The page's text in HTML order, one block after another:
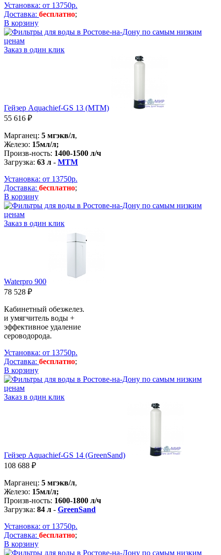
Установка: от 13750р.
Доставка: бесплатно;
В корзину
Заказ в один клик
Гейзер Aquachief-GS 13 (MTM)
55 616 ₽
Марганец: 5 мгэкв/л,
Железо: 15мл/л;
Произв-ность: 1400-1500 л/ч
Загрузка: 63 л - MTM
Установка: от 13750р.
Доставка: бесплатно;
В корзину
Заказ в один клик
Waterpro 900
78 528 ₽
Кабинетный обезжелез.
и умягчитель воды +
эффективное удаление
сероводорода.
Установка: от 13750р.
Доставка: бесплатно;
В корзину
Заказ в один клик
Гейзер Aquachief-GS 14 (GreenSand)
108 688 ₽
Марганец: 5 мгэкв/л,
Железо: 15мл/л;
Произв-ность: 1600-1800 л/ч
Загрузка: 84 л - GreenSand
Установка: от 13750р.
Доставка: бесплатно;
В корзину